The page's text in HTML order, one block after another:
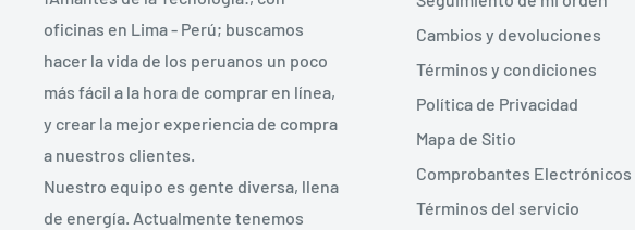
oficinas en Lima - Perú; buscamos
hacer la vida de los peruanos un poco
más fácil a la hora de comprar en línea,
y crear la mejor experiencia de compra
a nuestros clientes.
Nuestro equipo es gente diversa, llena
de energía. Actualmente tenemos
Cambios y devoluciones
Términos y condiciones
Política de Privacidad
Mapa de Sitio
Comprobantes Electrónicos
Términos del servicio